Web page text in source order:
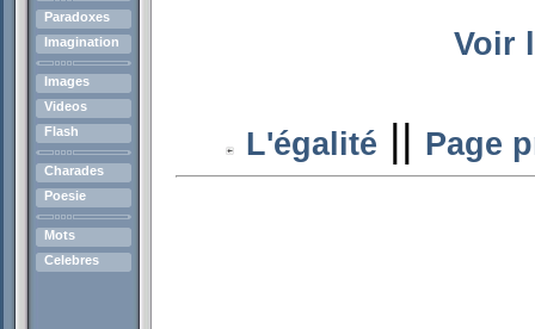
Paradoxes
Imagination
Images
Videos
Flash
Charades
Poesie
Mots
Celebres
Voir
L'égalité Page